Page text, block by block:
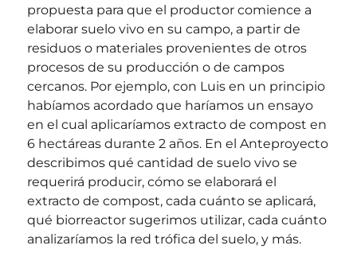
propuesta para que el productor comience a
elaborar suelo vivo en su campo, a partir de
residuos o materiales provenientes de otros
procesos de su producción o de campos
cercanos. Por ejemplo, con Luis en un principio
habíamos acordado que haríamos un ensayo
en el cual aplicaríamos extracto de compost en
6 hectáreas durante 2 años. En el Anteproyecto
describimos qué cantidad de suelo vivo se
requerirá producir, cómo se elaborará el
extracto de compost, cada cuánto se aplicará,
qué biorreactor sugerimos utilizar, cada cuánto
analizaríamos la red trófica del suelo, y más.